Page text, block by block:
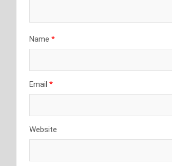
Name *
Email *
Website